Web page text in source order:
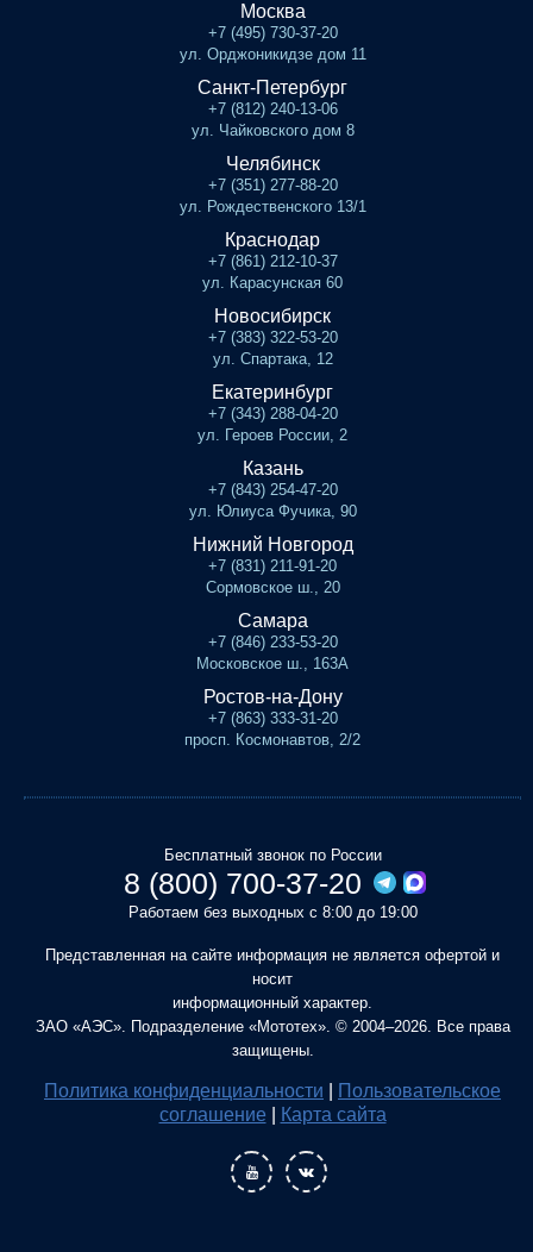
Москва
+7 (495) 730-37-20
ул. Орджоникидзе дом 11
Санкт-Петербург
+7 (812) 240-13-06
ул. Чайковского дом 8
Челябинск
+7 (351) 277-88-20
ул. Рождественского 13/1
Краснодар
+7 (861) 212-10-37
ул. Карасунская 60
Новосибирск
+7 (383) 322-53-20
ул. Спартака, 12
Екатеринбург
+7 (343) 288-04-20
ул. Героев России, 2
Казань
+7 (843) 254-47-20
ул. Юлиуса Фучика, 90
Нижний Новгород
+7 (831) 211-91-20
Сормовское ш., 20
Самара
+7 (846) 233-53-20
Московское ш., 163А
Ростов-на-Дону
+7 (863) 333-31-20
просп. Космонавтов, 2/2
Бесплатный звонок по России
8 (800) 700-37-20
Работаем без выходных с 8:00 до 19:00
Представленная на сайте информация не является офертой и
носит
информационный характер.
ЗАО «АЭС». Подразделение «Мототех». © 2004–2026. Все права
защищены.
Политика конфиденциальности
Пользовательское
соглашение
Карта сайта